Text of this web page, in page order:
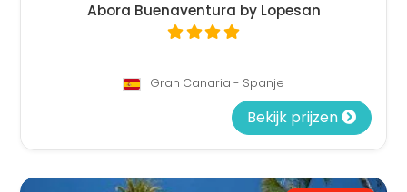
Abora Buenaventura by Lopesan
Gran Canaria - Spanje
Bekijk prijzen